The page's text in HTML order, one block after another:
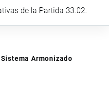
de la Partida 33.02.
Armonizado